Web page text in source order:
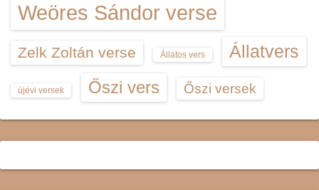
Weöres Sándor verse
Zelk Zoltán verse Állatos vers Állatvers
újévi versek Őszi vers Őszi versek